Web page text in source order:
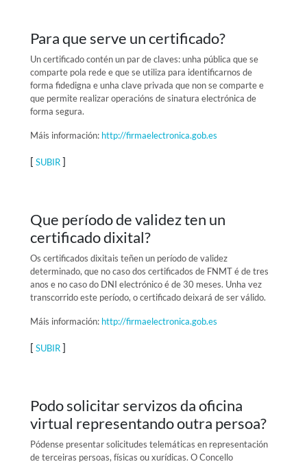
Para que serve un certificado?
Un certificado contén un par de claves: unha pública que se
comparte pola rede e que se utiliza para identificarnos de
forma fidedigna e unha clave privada que non se comparte e
que permite realizar operacións de sinatura electrónica de
forma segura.
Máis información: http://firmaelectronica.gob.es
[ SUBIR]
Que período de validez ten un
certificado dixital?
Os certificados dixitais teñen un período de validez
determinado, que no caso dos certificados de FNMT é de tres
anos e no caso do DNI electrónico é de 30 meses. Unha vez
transcorrido este período, o certificado deixará de ser válido.
Máis información: http://firmaelectronica.gob.es
[ SUBIR]
Podo solicitar servizos da oficina
virtual representando outra persoa?
Pódense presentar solicitudes telemáticas en representación
de terceiras persoas, físicas ou xurídicas. O Concello